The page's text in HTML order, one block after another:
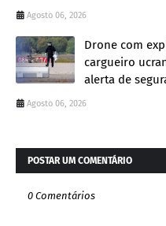
Agosto 06, 2026
Drone com
cargueiro
alerta de
Agosto 06, 2026
POSTAR UM COMENTÁRIO
0 Comentários